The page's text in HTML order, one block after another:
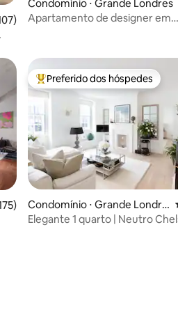
avaliação média de 5, 107
Condomínio ⋅ Grande Londres
Apartamento de designer em
avaliação média de 5, 175
Entre os melhores preferidos
Preferido dos hóspedes
Condomínio ⋅ Grande Londre
s
Elegante 1 quarto | Neutro